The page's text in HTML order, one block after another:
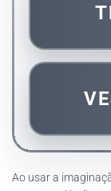
Ao usar a